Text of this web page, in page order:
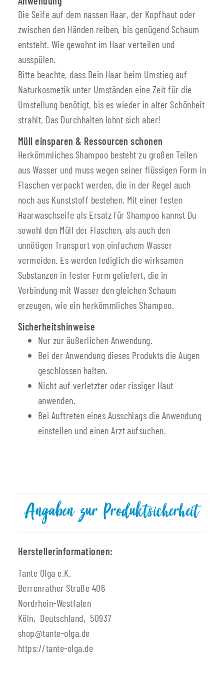
Die Seife auf dem nassen Haar, der Kopfhaut oder
zwischen den Händen reiben, bis genügend Schaum
entsteht. Wie gewohnt im Haar verteilen und
ausspülen.
Bitte beachte, dass Dein Haar beim Umstieg auf
Naturkosmetik unter Umständen eine Zeit für die
Umstellung benötigt, bis es wieder in alter Schönheit
strahlt. Das Durchhalten lohnt sich aber!
Müll einsparen & Ressourcen schonen
Herkömmliches Shampoo besteht zu großen Teilen
aus Wasser und muss wegen seiner flüssigen Form in
Flaschen verpackt werden, die in der Regel auch
noch aus Kunststoff bestehen. Mit einer festen
Haarwaschseife als Ersatz für Shampoo kannst Du
sowohl den Müll der Flaschen, als auch den
unnötigen Transport von einfachem Wasser
vermeiden. Es werden lediglich die wirksamen
Substanzen in fester Form geliefert, die in
Verbindung mit Wasser den gleichen Schaum
erzeugen, wie ein herkömmliches Shampoo.
Sicherheitshinweise
Nur zur äußerlichen Anwendung.
Bei der Anwendung dieses Produkts die Augen
geschlossen halten.
Nicht auf verletzter oder rissiger Haut
anwenden.
Bei Auftreten eines Ausschlags die Anwendung
einstellen und einen Arzt aufsuchen.
Angaben zur Produktsicherheit
Herstellerinformationen:
Tante Olga e.K.
Berrenrather Straße 406
Nordrhein-Westfalen
Köln, Deutschland, 50937
shop@tante-olga.de
https://tante-olga.de